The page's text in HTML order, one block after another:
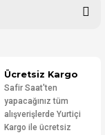
Ücretsiz Kargo
Safir Saat'ten
yapacağınız tüm
alışverişlerde Yurtiçi
Kargo ile ücretsiz